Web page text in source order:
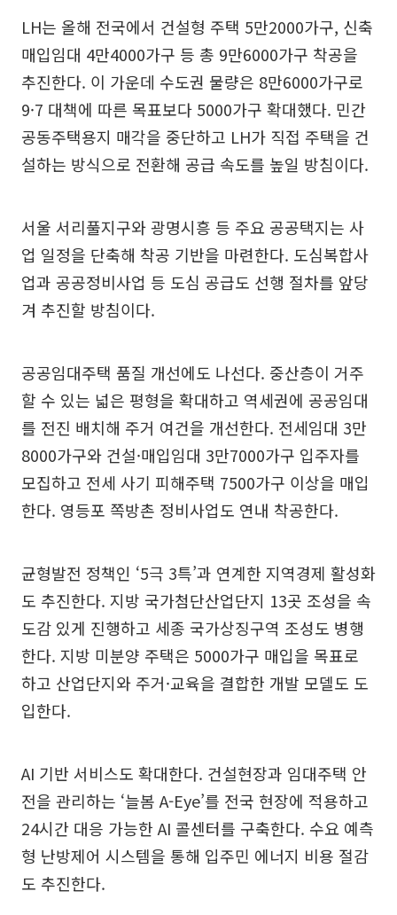
LH는 올해 전국에서 건설형 주택 5만2000가구, 신축
매입임대 4만4000가구 등 총 9만6000가구 착공을
추진한다. 이 가운데 수도권 물량은 8만6000가구로
9·7 대책에 따른 목표보다 5000가구 확대했다. 민간
공동주택용지 매각을 중단하고 LH가 직접 주택을 건
설하는 방식으로 전환해 공급 속도를 높일 방침이다.
서울 서리풀지구와 광명시흥 등 주요 공공택지는 사
업 일정을 단축해 착공 기반을 마련한다. 도심복합사
업과 공공정비사업 등 도심 공급도 선행 절차를 앞당
겨 추진할 방침이다.
공공임대주택 품질 개선에도 나선다. 중산층이 거주
할 수 있는 넓은 평형을 확대하고 역세권에 공공임대
를 전진 배치해 주거 여건을 개선한다. 전세임대 3만
8000가구와 건설·매입임대 3만7000가구 입주자를
모집하고 전세 사기 피해주택 7500가구 이상을 매입
한다. 영등포 쪽방촌 정비사업도 연내 착공한다.
균형발전 정책인 ‘5극 3특’과 연계한 지역경제 활성화
도 추진한다. 지방 국가첨단산업단지 13곳 조성을 속
도감 있게 진행하고 세종 국가상징구역 조성도 병행
한다. 지방 미분양 주택은 5000가구 매입을 목표로
하고 산업단지와 주거·교육을 결합한 개발 모델도 도
입한다.
AI 기반 서비스도 확대한다. 건설현장과 임대주택 안
전을 관리하는 ‘늘봄 A-Eye’를 전국 현장에 적용하고
24시간 대응 가능한 AI 콜센터를 구축한다. 수요 예측
형 난방제어 시스템을 통해 입주민 에너지 비용 절감
도 추진한다.